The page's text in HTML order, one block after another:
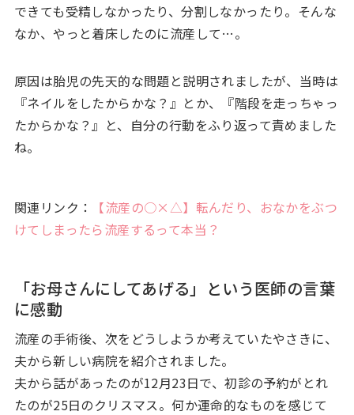
できても受精しなかったり、分割しなかったり。そんな
なか、やっと着床したのに流産して…。
原因は胎児の先天的な問題と説明されましたが、当時は
『ネイルをしたからかな？』とか、『階段を走っちゃっ
たからかな？』と、自分の行動をふり返って責めました
ね。
関連リンク：
【流産の○×△】転んだり、おなかをぶつ
けてしまったら流産するって本当？
「お母さんにしてあげる」という医師の言葉
に感動
流産の手術後、次をどうしようか考えていたやさきに、
夫から新しい病院を紹介されました。
夫から話があったのが12月23日で、初診の予約がとれ
たのが25日のクリスマス。何か運命的なものを感じて